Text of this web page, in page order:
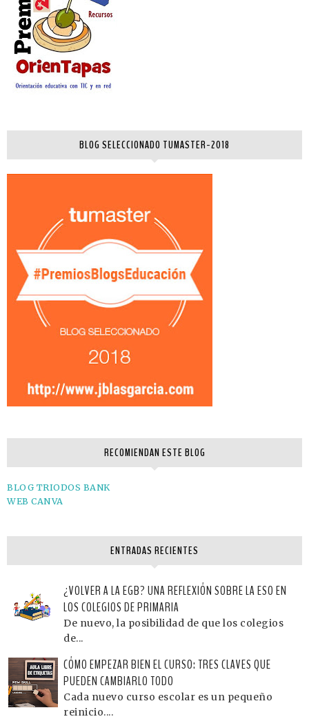
BLOG SELECCIONADO TUMASTER-2018
RECOMIENDAN ESTE BLOG
BLOG TRIODOS BANK
WEB CANVA
ENTRADAS RECIENTES
¿VOLVER A LA EGB? UNA REFLEXIÓN SOBRE LA ESO EN
LOS COLEGIOS DE PRIMARIA
De nuevo, la posibilidad de que los colegios
de...
CÓMO EMPEZAR BIEN EL CURSO: TRES CLAVES QUE
PUEDEN CAMBIARLO TODO
Cada nuevo curso escolar es un pequeño
reinicio....